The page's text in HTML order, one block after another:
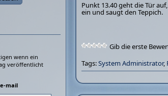
Punkt 13.40 geht die Tür
ein und saugt den Teppich.
Gib die erste
Tags:System Administrator,
wenn ein
veröffentlicht
mail